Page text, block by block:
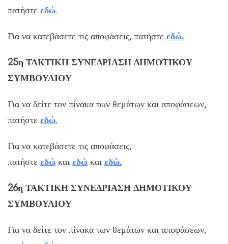
πατήστε εδώ.
Για να κατεβάσετε τις αποφάσεις, πατήστε εδώ.
25η ΤΑΚΤΙΚΗ ΣΥΝΕΔΡΙΑΣΗ ΔΗΜΟΤΙΚΟΥ
ΣΥΜΒΟΥΛΙΟΥ
Για να δείτε τον πίνακα των θεμάτων και αποφάσεων,
πατήστε εδώ.
Για να κατεβάσετε τις αποφάσεις,
πατήστε εδώ και εδώ και εδώ.
26η ΤΑΚΤΙΚΗ ΣΥΝΕΔΡΙΑΣΗ ΔΗΜΟΤΙΚΟΥ
ΣΥΜΒΟΥΛΙΟΥ
Για να δείτε τον πίνακα των θεμάτων και αποφάσεων,